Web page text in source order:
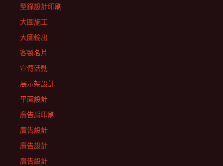
型錄設計印刷
大圖施工
大圖輸出
客製名片
宣傳活動
展示架設計
平面設計
廣告扇印刷
廣告設計
廣告設計
廣告設計